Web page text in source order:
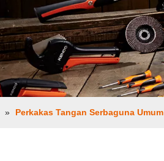
» Perkakas Tangan Serbaguna Umum